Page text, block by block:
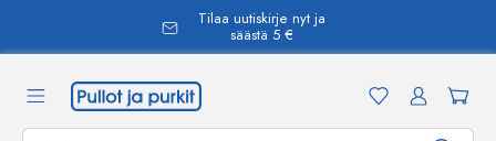
Tilaa uutiskirje nyt ja
säästä 5 €